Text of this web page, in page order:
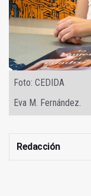
Foto: CEDIDA
Eva M. Fernández.
Redacción